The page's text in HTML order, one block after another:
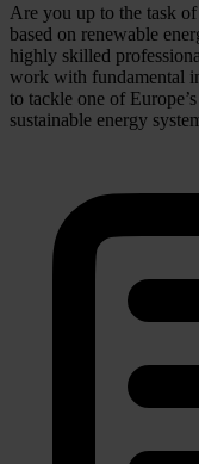
Are you up to the task
based on renewable
highly skilled
work with fundamental
to tackle one of
sustainable energy